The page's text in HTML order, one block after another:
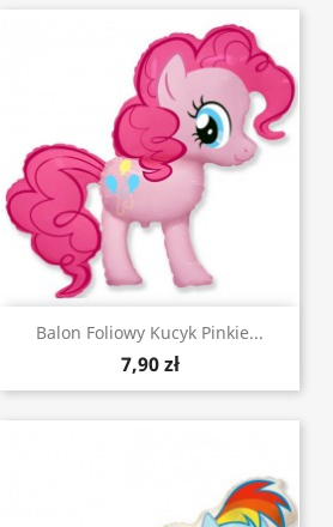
Balon Foliowy Kucyk Pinkie...
7,90 zł